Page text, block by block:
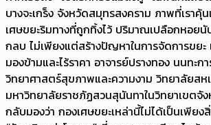
บางจะเกร็ง จังหวัดสมุทรสงคราม ภาพที่เราคุ้
เศษขยะริมทางที่ถูกทิ้งไว้ ปริมาณเปลือกหอย
กลบ ไม่เพียงแต่สร้างปัญหาในการจัดการขย
มองข้ามและไร้ราคา อาจารย์ปรางทอง นนทะก
วิทยาศาสตร์สุขภาพและความงาม วิทยาลัยสห
มหาวิทยาลัยราชภัฏสวนสุนันทาในวิทยาเขตจั
กลับมองว่า กองเศษขยะเหล่านี้ไม่ได้เป็นเพีย